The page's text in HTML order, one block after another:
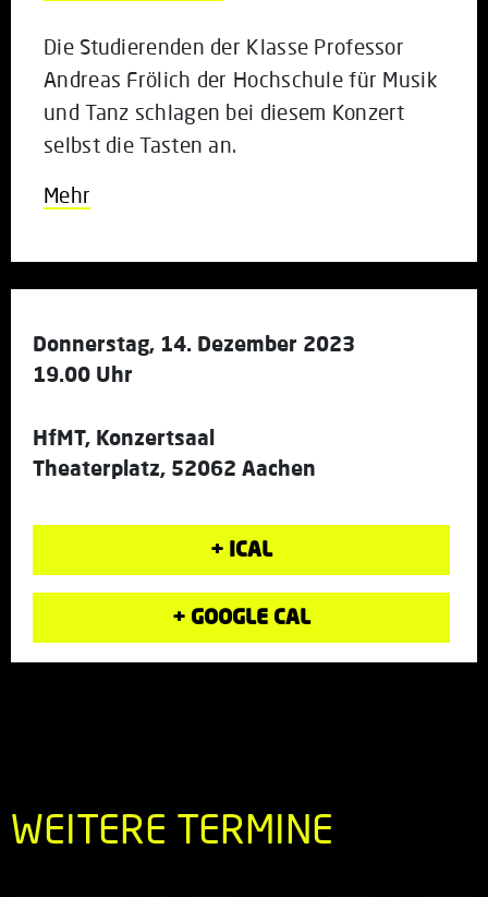
Die Studierenden der Klasse Professor
Andreas Frölich der Hochschule für Musik
und Tanz schlagen bei diesem Konzert
selbst die Tasten an.
Mehr
Donnerstag, 14. Dezember 2023
19.00 Uhr
HfMT, Konzertsaal
Theaterplatz, 52062 Aachen
+ ICAL
+ GOOGLE CAL
WEITERE TERMINE